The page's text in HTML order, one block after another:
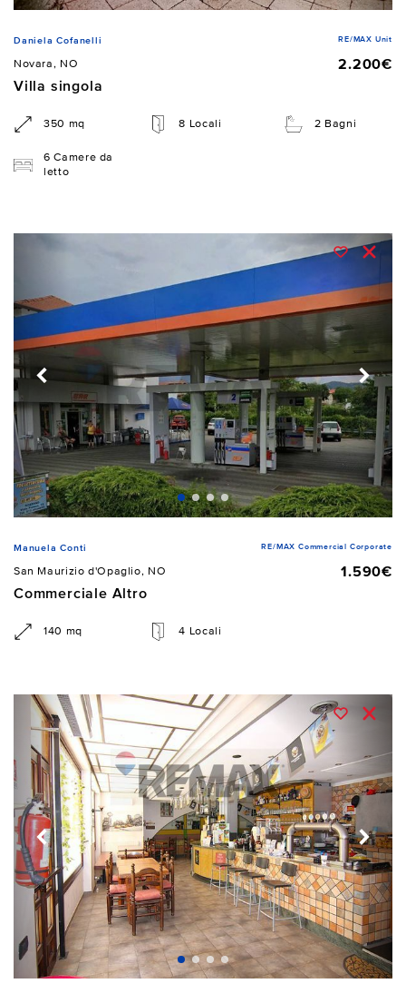
Daniela Cofanelli RE/MAX Unit
Novara, NO
2.200€
Villa singola
350 mq 8 Locali 2 Bagni
6 Camere da
letto
Manuela Conti RE/MAX Commercial Corporate
San Maurizio d'Opaglio, NO
1.590€
Commerciale Altro
140 mq 4 Locali